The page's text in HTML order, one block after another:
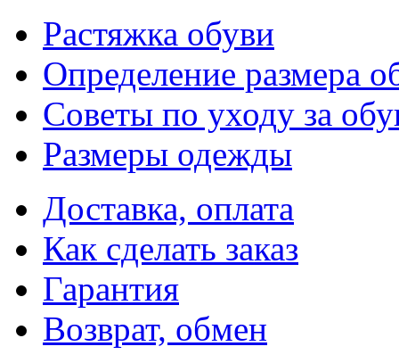
Растяжка обуви
Определение размера
Советы по уходу за
Размеры одежды
Доставка, оплата
Как сделать заказ
Гарантия
Возврат, обмен